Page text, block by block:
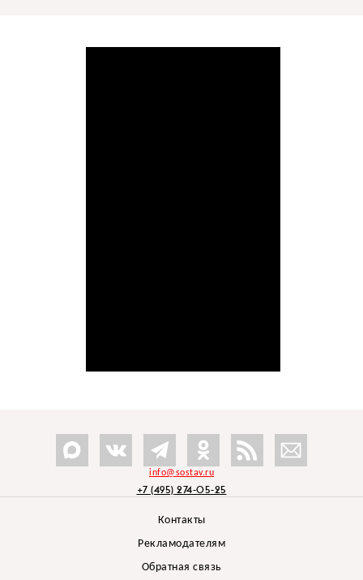
info@sostav.ru
+7 (495) 274-05-25
Контакты
Рекламодателям
Обратная связь